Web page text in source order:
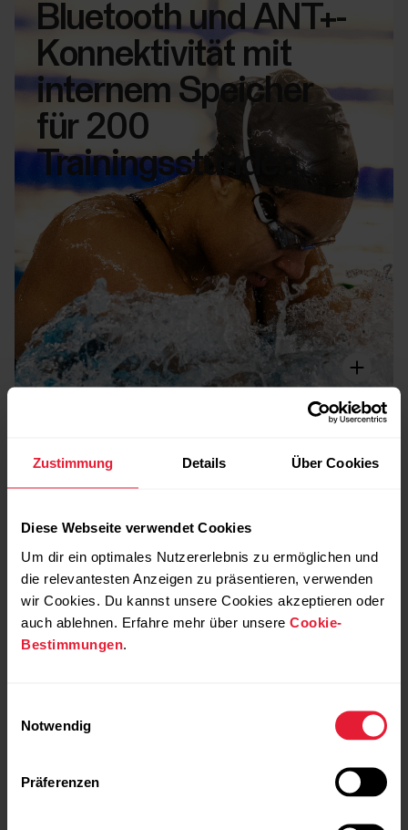
Zustimmung Details Über Cookies
Diese Webseite verwendet Cookies
Um dir ein optimales Nutzererlebnis zu ermöglichen und
die relevantesten Anzeigen zu präsentieren, verwenden
wir Cookies. Du kannst unsere Cookies akzeptieren oder
auch ablehnen. Erfahre mehr über unsere Cookie-
Bestimmungen
Notwendig
Präferenzen
Bluetooth und ANT+-
Konnektivität mit
internem Speicher
für 200
Trainingsstunden.
optischen Pulsmessung
Drittanbieterprodukten
(BLE/ ANT+)